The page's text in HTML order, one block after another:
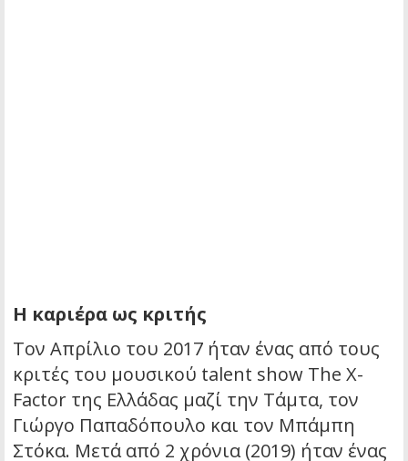
Η καριέρα ως κριτής
Τον Απρίλιο του 2017 ήταν ένας από τους
κριτές του μουσικού talent show The X-
Factor της Ελλάδας μαζί την Τάμτα, τον
Γιώργο Παπαδόπουλο και τον Μπάμπη
Στόκα. Μετά από 2 χρόνια (2019) ήταν ένας